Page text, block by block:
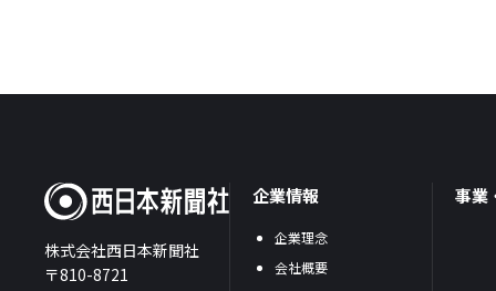
株式会社西日本新聞社
〒810-8721
企業情報
企業理念
会社概要
事業